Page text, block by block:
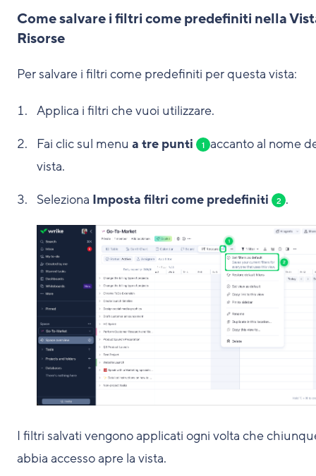
Come salvare i filtri come predefiniti nella
Risorse
Per salvare i filtri come predefiniti per questa vista:
Applica i filtri che vuoi utilizzare.
Fai clic sul menu a tre punti 1 accanto al nome
vista.
Seleziona Imposta filtri come predefiniti 2 .
I filtri salvati vengono applicati ogni volta che
abbia accesso apre la vista.